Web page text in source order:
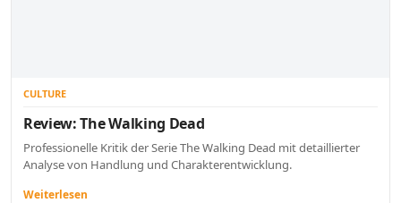
CULTURE
Review: The Walking Dead
Professionelle Kritik der Serie The Walking Dead mit detaillierter
Analyse von Handlung und Charakterentwicklung.
Weiterlesen